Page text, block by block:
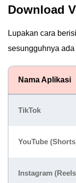
Download
Lupakan cara
sesungguhnya
Nama Aplikasi
TikTok
YouTube
Instagram